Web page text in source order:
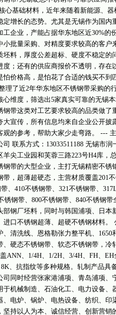
心基础材料，近年来随着新能源、
增长的态势。尤其是无锡作为国内
企业，产能占据华东地区近30%的
批量采购、对精度要求较高的客户
料，厚度公差超标、硬度不稳定的
；还有的供应商报价不透明，存在
怕价格高，是怕花了合适的钱买不到
理了近2年华东地区不锈钢带采购的
维度，筛选出5家真实可靠的无锡
带这类对工艺要求较高的品类做了
大宣传，所有信息均来自企业公开披
观的参考，帮助大家少走弯路。 ---
联系方式：13033511188 无锡市
尖工业园和芙蓉三路223号H4库，
带的大型企业，主打无锡精密不锈
，超薄超硬态，主营材质覆盖201
、410不锈钢带、321不锈钢带、
锈钢带、800不锈钢带、840不锈钢
钢厂坯料，同时与韩国浦项、日本
口不锈钢超薄、超硬不锈钢材料。
清洗线、恩格勒张力整平机、1650
硬态不锈钢带、软态不锈钢带，冷
ANN、1/4H、1/2H、3/4H、FH、
、抗指纹等多种规格。轧制产品具
司同时经营张家港浦项、青岛浦项、
于机械制造、石油化工、电力设备、
、电炉、锅炉、电热设备、纺织、
持以人为本、诚信经营、创新营销